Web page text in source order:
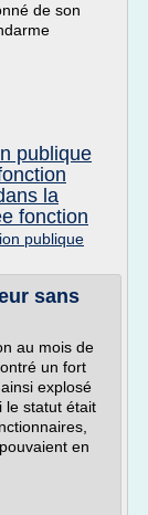
de son
publique
la
fonction
publique
sans
au mois de
un fort
explosé
le statut était
en